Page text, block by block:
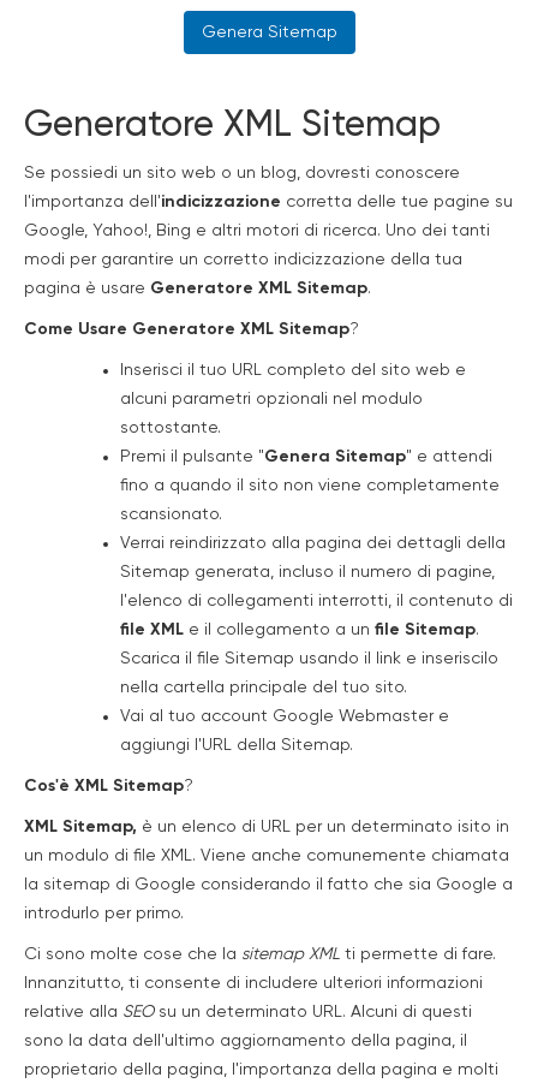
Generatore XML Sitemap
Se possiedi un sito web o un blog, dovresti conoscere
l'importanza dell'indicizzazione corretta delle tue pagine su
Google, Yahoo!, Bing e altri motori di ricerca. Uno dei tanti
modi per garantire un corretto indicizzazione della tua
pagina è usare Generatore XML Sitemap.
Come Usare Generatore XML Sitemap?
Inserisci il tuo URL completo del sito web e
alcuni parametri opzionali nel modulo
sottostante.
Premi il pulsante "Genera Sitemap" e attendi
fino a quando il sito non viene completamente
scansionato.
Verrai reindirizzato alla pagina dei dettagli della
Sitemap generata, incluso il numero di pagine,
l'elenco di collegamenti interrotti, il contenuto di
file XML e il collegamento a un file Sitemap.
Scarica il file Sitemap usando il link e inseriscilo
nella cartella principale del tuo sito.
Vai al tuo account Google Webmaster e
aggiungi l'URL della Sitemap.
Cos'è XML Sitemap?
XML Sitemap, è un elenco di URL per un determinato isito in
un modulo di file XML. Viene anche comunemente chiamata
la sitemap di Google considerando il fatto che sia Google a
introdurlo per primo.
Ci sono molte cose che la sitemap XML ti permette di fare.
Innanzitutto, ti consente di includere ulteriori informazioni
relative alla SEOsu un determinato URL. Alcuni di questi
sono la data dell'ultimo aggiornamento della pagina, il
proprietario della pagina, l'importanza della pagina e molti